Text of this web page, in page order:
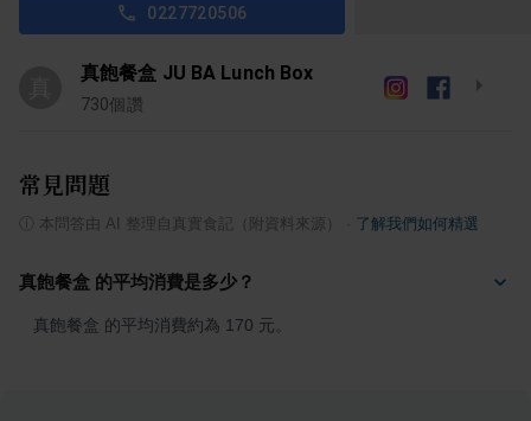
0227720506
真飽餐盒 JU BA Lunch Box
730個讚
常見問題
本問答由 AI 整理自真實食記（附資料來源） 了解我們如何精選
真飽餐盒 的平均消費是多少？
真飽餐盒 的平均消費約為 170 元。